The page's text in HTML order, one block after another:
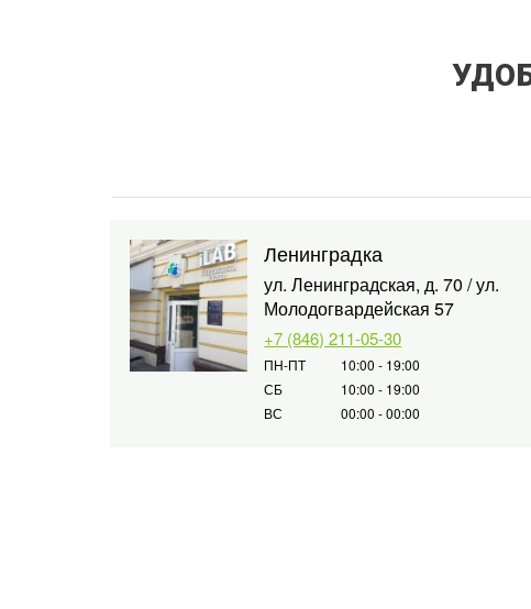
Ленинградка
ул. Ленинградская, д. 70 / ул.
Молодогвардейская 57
+7 (846) 211-05-30
ПН-ПТ
10:00 - 19:00
СБ
10:00 - 19:00
ВС
00:00 - 00:00